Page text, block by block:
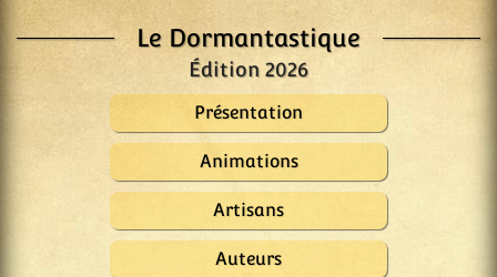
Le Dormantastique
Édition 2026
Présentation
Animations
Artisans
Auteurs